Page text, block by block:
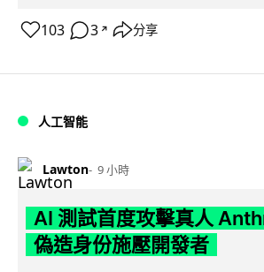
103 3 ↗ 分享
人工智能
Lawton 9 小時
AI 測試首度攻擊真人
偽造身份施壓開發者